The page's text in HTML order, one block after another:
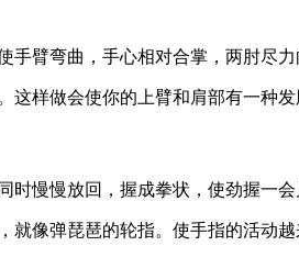
臂弯曲，手心相对合掌，两肘尽力
样做会使你的上臂和肩部有一种
慢慢放回，握成拳状，使劲握一会
像弹琵琶的轮指。使手指的活动